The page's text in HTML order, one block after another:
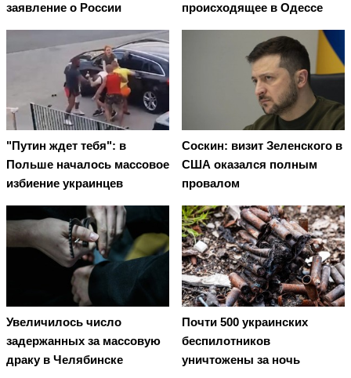
заявление о России
происходящее в Одессе
"Путин ждет тебя": в
Польше началось массовое
избиение украинцев
Соскин: визит Зеленского в
США оказался полным
провалом
Увеличилось число
задержанных за массовую
драку в Челябинске
Почти 500 украинских
беспилотников
уничтожены за ночь